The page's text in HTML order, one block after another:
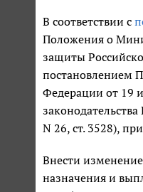
В соответствии с
Положения о
защиты
постановлением
Федерации от 19
N 26, ст. 3528),
Внести
назначения и